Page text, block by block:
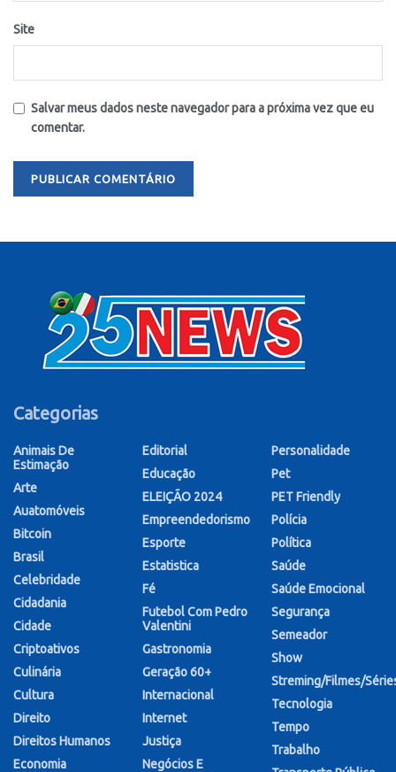
Site
Salvar meus dados neste navegador para a próxima vez que eu
comentar.
Categorias
Animais De
Estimação
Arte
Auatomóveis
Bitcoin
Brasil
Celebridade
Cidadania
Cidade
Criptoativos
Culinária
Cultura
Direito
Direitos Humanos
Economia
Editorial
Educação
ELEIÇÃO 2024
Empreendedorismo
Esporte
Estatistica
Fé
Futebol Com Pedro
Valentini
Gastronomia
Geração 60+
Internacional
Internet
Justiça
Negócios E
Personalidade
Pet
PET Friendly
Polícia
Política
Saúde
Saúde Emocional
Segurança
Semeador
Show
Streming/Filmes/
Tecnologia
Tempo
Trabalho